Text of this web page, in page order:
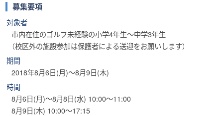
募集要項
対象者
市内在住のゴルフ未経験の小学4年生～中学3年生
（校区外の施設参加は保護者による送迎をお願いします）
期間
2018年8月6日(月)～8月9日(木)
時間
8月6日(月)～8月8日(水) 10:00～11:00
8月9日(木) 10:00～17:15